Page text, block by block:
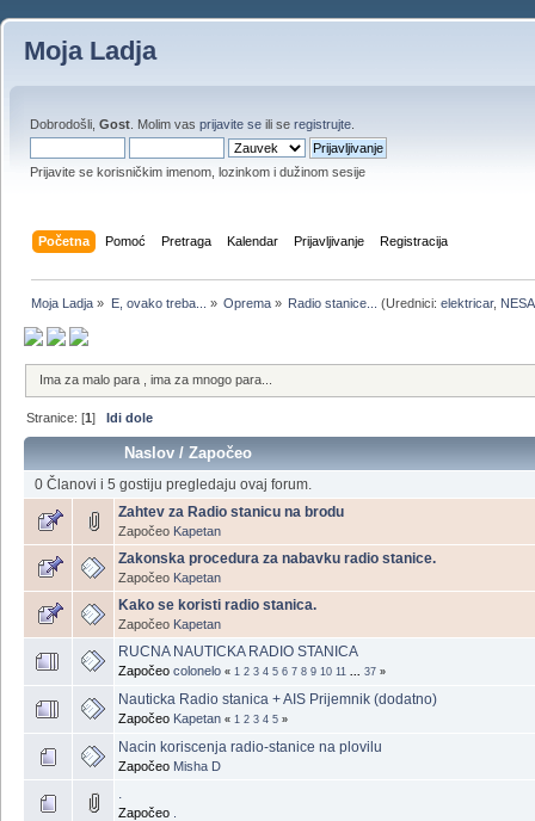
Moja Ladja
Dobrodošli, Gost . Molim vas prijavite se ili se registrujte
Prijavite se korisničkim imenom, lozinkom i dužinom sesije
Početna Pomoć Pretraga Kalendar Prijavljivanje Registracija
Moja Ladja » E, ovako treba... » Oprema» Radio stanice... (Urednici:elektricar,
Ima za malo para , ima za mnogo para...
Stranice: [1]Idi dole
Naslov /Započeo
0 Članovi i 5 gostiju pregledaju ovaj forum.
Zahtev za Radio stanicu na brodu
Započeo Kapetan
Zakonska procedura za nabavku radio stanice.
Započeo Kapetan
Kako se koristi radio stanica.
Započeo Kapetan
RUCNA NAUTICKA RADIO STANICA
Započeo colonelo « 1 2 3 4 5 6 7 8 9 10 11 37 »
Nauticka Radio stanica + AIS Prijemnik (dodatno)
Započeo Kapetan « 1 2 3 4 5 »
Nacin koriscenja radio-stanice na plovilu
Započeo Misha D
.
Započeo